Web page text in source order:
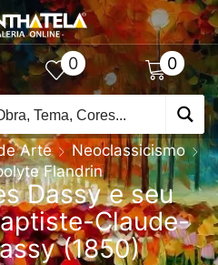
0 0
Arte
Neoclassicismo
Flandrin
Dassy e seu
Claude-
(1850)